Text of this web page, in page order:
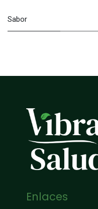
Sabor
Enlaces